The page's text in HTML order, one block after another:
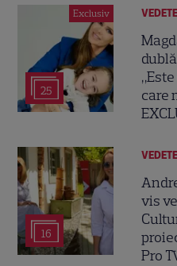
Exclusiv
25
care
16
vis
Pro